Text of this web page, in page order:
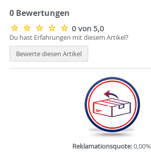
0 Bewertungen
0 von 5,0
Du hast Erfahrungen mit diesem Artikel?
Bewerte diesen Artikel
Reklamationsquote:0,00%